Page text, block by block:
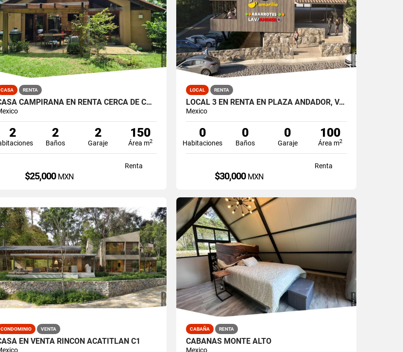
CASA RENTA
CASA CAMPIRANA EN RENTA CERCA DE COLEGIOS
2 2
Baños
2
Garaje
150
Área m2
Renta
$25,000 MXN
LOCAL RENTA
LOCAL 3 EN RENTA EN PLAZA ANDADOR, VALLE DE BRAVO, LA PEÑA
Mexico
0
Habitaciones
0
Baños
0
Garaje
100
Área m2
Renta
$30,000 MXN
CONDOMINIO VENTA
EN VENTA RINCON ACATITLAN C1
CABAÑA RENTA
CABAÑAS MONTE ALTO
Mexico